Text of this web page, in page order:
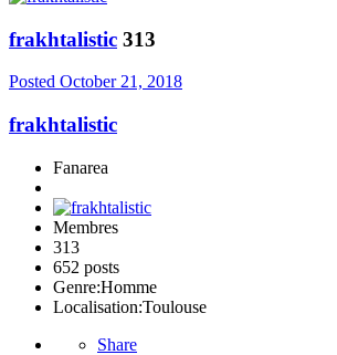
frakhtalistic 313
Posted October 21, 2018
frakhtalistic
Fanarea
Membres
313
652 posts
Genre:Homme
Localisation:Toulouse
Share